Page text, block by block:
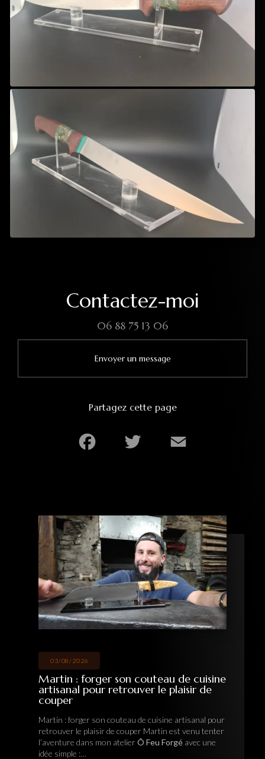
Contactez-moi
06 88 75 13 06
Envoyer un message
Partagez cette page
03/08/2026
Martin : forger son couteau de cuisine
artisanal pour retrouver le plaisir de
couper
Martin : forger son couteau de cuisine artisanal pour
retrouver le plaisir de couper Martin est venu tenter
l’aventure dans mon atelierÔ Feu Forgé avec une
idée simple :…